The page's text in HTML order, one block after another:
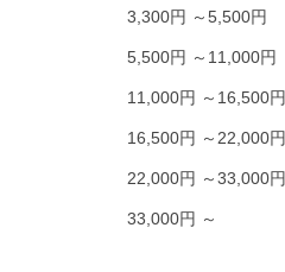
3,300円 ～5,500円
5,500円 ～11,000円
11,000円 ～16,500円
16,500円 ～22,000円
22,000円 ～33,000円
33,000円 ～